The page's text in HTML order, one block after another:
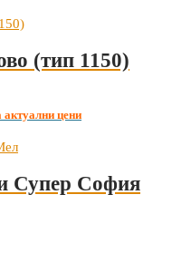
(тип 1150)
актуални цени
Супер София